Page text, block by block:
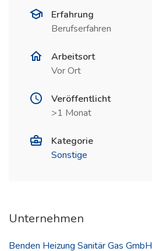
Erfahrung
Berufserfahren
Arbeitsort
Vor Ort
Veröffentlicht
>1 Monat
Kategorie
Sonstige
Unternehmen
Benden Heizung Sanitär Gas GmbH